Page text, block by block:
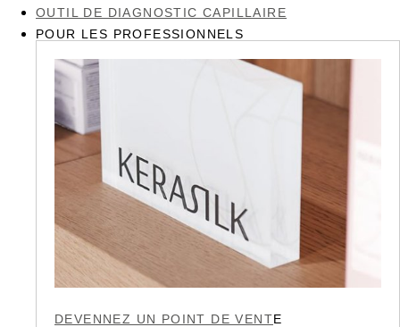
OUTIL DE DIAGNOSTIC CAPILLAIRE
POUR LES PROFESSIONNELS
DEVENNEZ UN POINT DE VENTE